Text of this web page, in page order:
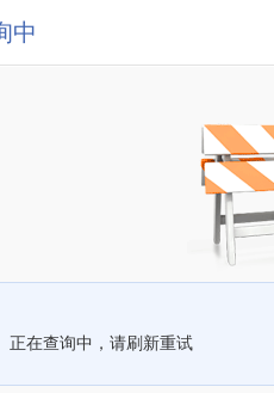
中
正在查询中，请刷新重试